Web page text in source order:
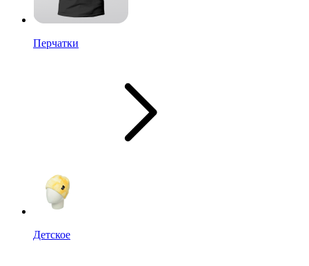
Перчатки
Детское